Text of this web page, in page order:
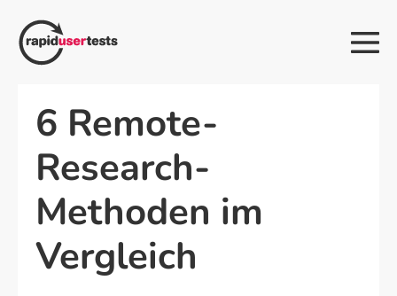
Inhalt
springen
6 Remote-
Research-
Methoden im
Vergleich